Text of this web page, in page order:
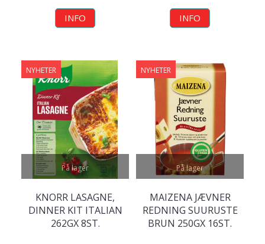
INFO INFO
På lager
NYHETER
KNORR LASAGNE,
DINNER KIT ITALIAN
262GX 8ST.
På lager
NYHETER
MAIZENA JÆVNER
REDNING SUURUSTE
BRUN 250GX 16ST.